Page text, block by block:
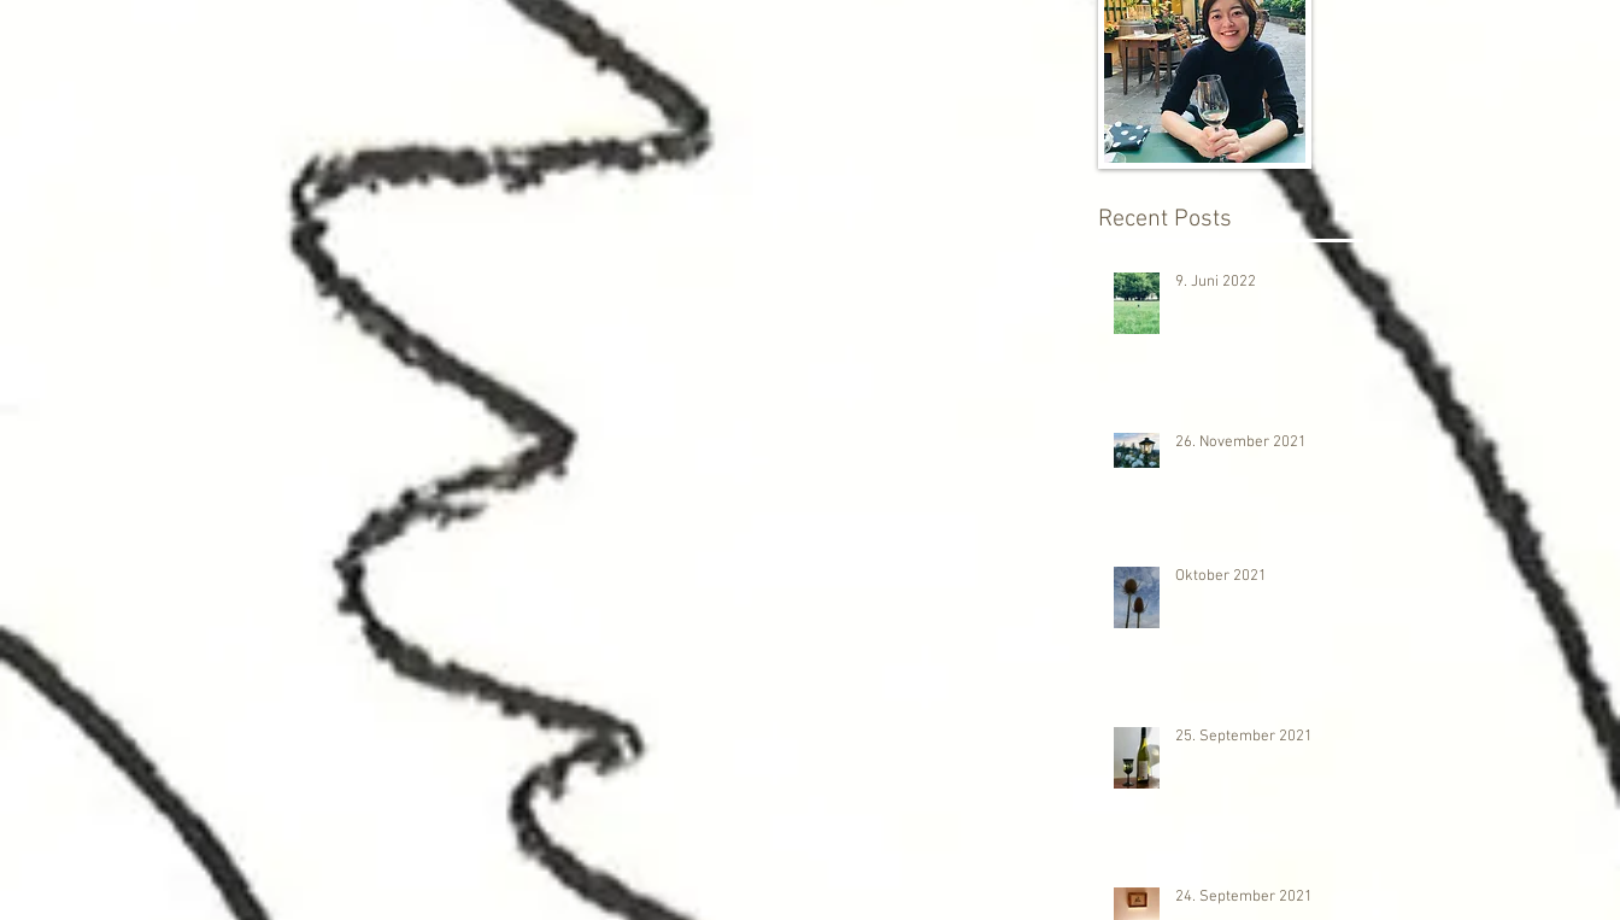
Recent Posts
9. Juni 2022
26. November 2021
Oktober 2021
25. September 2021
24. September 2021